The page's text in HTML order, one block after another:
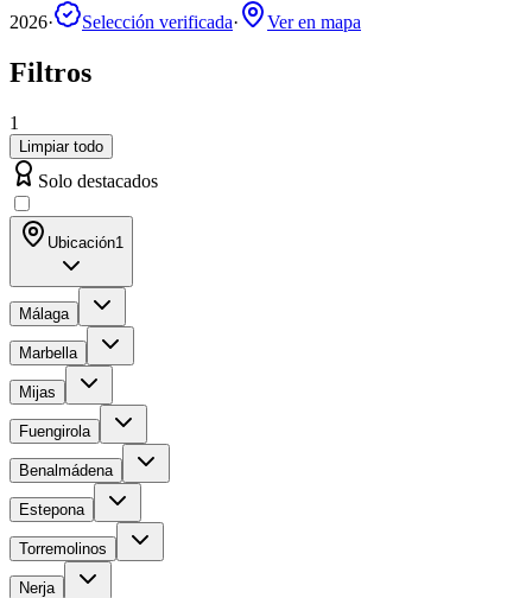
2026· Selección verificada· Ver en mapa
Filtros
1
Limpiar todo
Solo destacados
Ubicación1
Málaga
Marbella
Mijas
Fuengirola
Benalmádena
Estepona
Torremolinos
Nerja